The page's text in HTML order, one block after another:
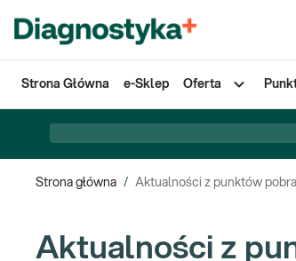
Strona Główna e-Sklep Oferta
Strona główna / Aktualności z punktów
Aktualności z